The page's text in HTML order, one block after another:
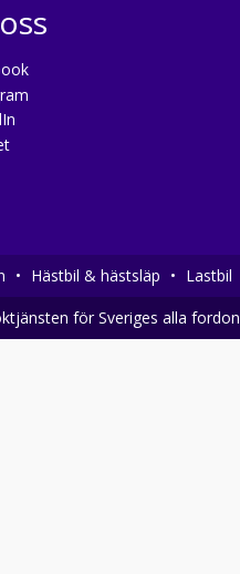
• Hästbil & hästsläp • Lastbil
för Sveriges alla fordon